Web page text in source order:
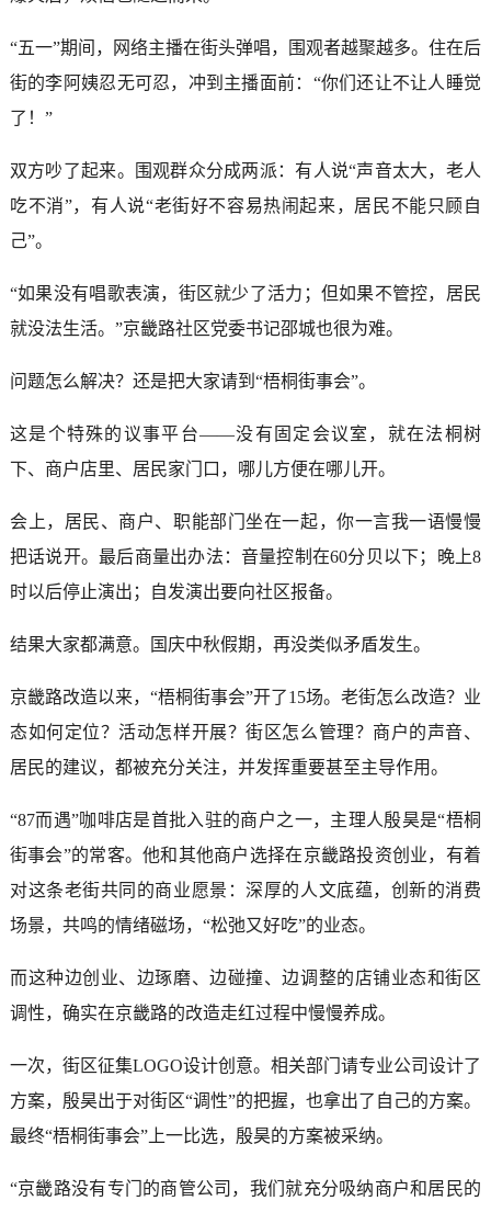
“五一”期间，网络主播在街头弹唱，围观者越聚越多。住在后
街的李阿姨忍无可忍，冲到主播面前：“你们还让不让人睡觉
了！”
双方吵了起来。围观群众分成两派：有人说“声音太大，老人
吃不消”，有人说“老街好不容易热闹起来，居民不能只顾自
己”。
“如果没有唱歌表演，街区就少了活力；但如果不管控，居民
就没法生活。”京畿路社区党委书记邵城也很为难。
问题怎么解决？还是把大家请到“梧桐街事会”。
这是个特殊的议事平台——没有固定会议室，就在法桐树
下、商户店里、居民家门口，哪儿方便在哪儿开。
会上，居民、商户、职能部门坐在一起，你一言我一语慢慢
把话说开。最后商量出办法：音量控制在60分贝以下；晚上8
时以后停止演出；自发演出要向社区报备。
结果大家都满意。国庆中秋假期，再没类似矛盾发生。
京畿路改造以来，“梧桐街事会”开了15场。老街怎么改造？业
态如何定位？活动怎样开展？街区怎么管理？商户的声音、
居民的建议，都被充分关注，并发挥重要甚至主导作用。
“87而遇”咖啡店是首批入驻的商户之一，主理人殷昊是“梧桐
街事会”的常客。他和其他商户选择在京畿路投资创业，有着
对这条老街共同的商业愿景：深厚的人文底蕴，创新的消费
场景，共鸣的情绪磁场，“松弛又好吃”的业态。
而这种边创业、边琢磨、边碰撞、边调整的店铺业态和街区
调性，确实在京畿路的改造走红过程中慢慢养成。
一次，街区征集LOGO设计创意。相关部门请专业公司设计了
方案，殷昊出于对街区“调性”的把握，也拿出了自己的方案。
最终“梧桐街事会”上一比选，殷昊的方案被采纳。
“京畿路没有专门的商管公司，我们就充分吸纳商户和居民的